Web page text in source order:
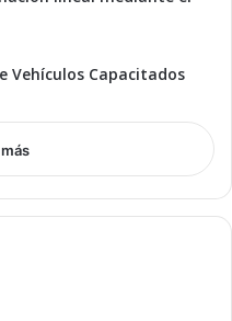
Vehículos Capacitados